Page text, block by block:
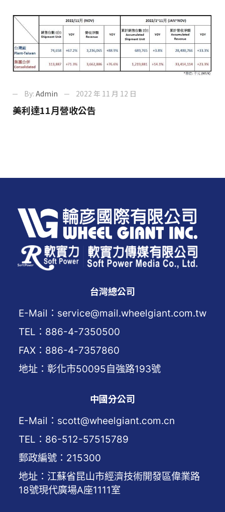
By: Admin 2022 年 11 月 12 日
美利達11月營收公告
台灣總公司
E-Mail：service@mail.wheelgiant.com.tw
TEL：886-4-7350500
FAX：886-4-7357860
地址：彰化市50095自強路193號
中國分公司
E-Mail：scott@wheelgiant.com.cn
TEL：86-512-57515789
郵政編號：215300
地址：江蘇省昆山市經濟技術開發區偉業路
18號現代廣場A座1111室